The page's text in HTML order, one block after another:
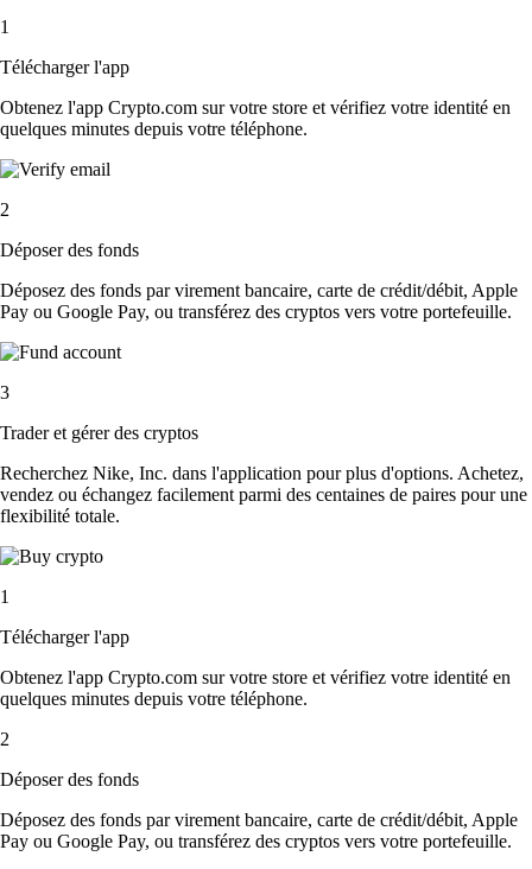
1
Télécharger l'app
Obtenez l'app Crypto.com sur votre store et vérifiez votre identité en
quelques minutes depuis votre téléphone.
2
Déposer des fonds
Déposez des fonds par virement bancaire, carte de crédit/débit, Apple
Pay ou Google Pay, ou transférez des cryptos vers votre portefeuille.
3
Trader et gérer des cryptos
Recherchez Nike, Inc. dans l'application pour plus d'options. Achetez,
vendez ou échangez facilement parmi des centaines de paires pour une
flexibilité totale.
1
Télécharger l'app
Obtenez l'app Crypto.com sur votre store et vérifiez votre identité en
quelques minutes depuis votre téléphone.
2
Déposer des fonds
Déposez des fonds par virement bancaire, carte de crédit/débit, Apple
Pay ou Google Pay, ou transférez des cryptos vers votre portefeuille.